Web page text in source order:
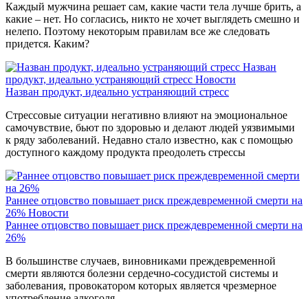
Каждый мужчина решает сам, какие части тела лучше брить, а
какие – нет. Но согласись, никто не хочет выглядеть смешно и
нелепо. Поэтому некоторым правилам все же следовать
придется. Каким?
Назван
продукт, идеально устраняющий стресс Новости
Назван продукт, идеально устраняющий стресс
Стрессовые ситуации негативно влияют на эмоциональное
самочувствие, бьют по здоровью и делают людей уязвимыми
к ряду заболеваний. Недавно стало известно, как с помощью
доступного каждому продукта преодолеть стрессы
Раннее отцовство повышает риск преждевременной смерти на
26% Новости
Раннее отцовство повышает риск преждевременной смерти на
26%
В большинстве случаев, виновниками преждевременной
смерти являются болезни сердечно-сосудистой системы и
заболевания, провокатором которых является чрезмерное